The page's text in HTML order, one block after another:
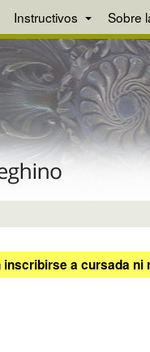
Instructivos Sobre
a cursada ni